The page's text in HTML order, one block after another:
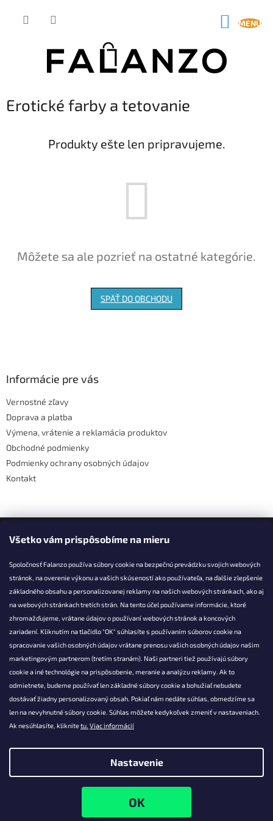
Všetko vám prispôsobíme na mieru
Spoločnosť Falanzo používa súbory cookie na bezpečnú prevádzku svojich webových
stránok, na overenie výkonu a vašich skúseností ako používateľa, na ďalšie zlepšenie
základného obsahu a personalizovanej reklamy na našich webových stránkach, ako aj
na webových stránkach tretích strán. Na tento účel používame informácie, ktoré
zhromažďujeme, vrátane údajov o používaní webových stránok a koncových
zariadení. Kliknutím na tlačidlo "OK" súhlasíte s používaním súborov cookie na
spracovanie vašich osobných údajov vrátane prenosu vašich osobných údajov našim
marketingovým partnerom (tretím stranám). Naši partneri tiež používajú súbory
cookie a iné technológie na prispôsobenie, meranie a analýzu reklamy. Ak to
odmietnete, budeme používať len základné súbory cookie a bohužiaľ nebudete
dostávať žiadny personalizovaný obsah. Pokiaľ nám nedáte súhlas, obmedzíme sa
len na nevyhnutné súbory cookie. Súhlas môžete kedykoľvek zmeniť v nastaveniach.
Ak nesúhlasíte, kliknitetu. Viac informácií
Nastavenie
Erotické farby a tetovanie
Produkty ešte len pripravujeme.
Môžete sa ale pozrieť na ostatné kategórie.
SPÄŤ DO OBCHODU
Informácie pre vás
Vernostné zľavy
Doprava a platba
Výmena, vrátenie a reklamácia produktov
Obchodné podmienky
Podmienky ochrany osobných údajov
Kontakt
Facebook
KONTAKT
info@falanzo.sk
Falanzo.sk
FalanzoSK
Falanzo.sk. Všetky práva vyhradené.